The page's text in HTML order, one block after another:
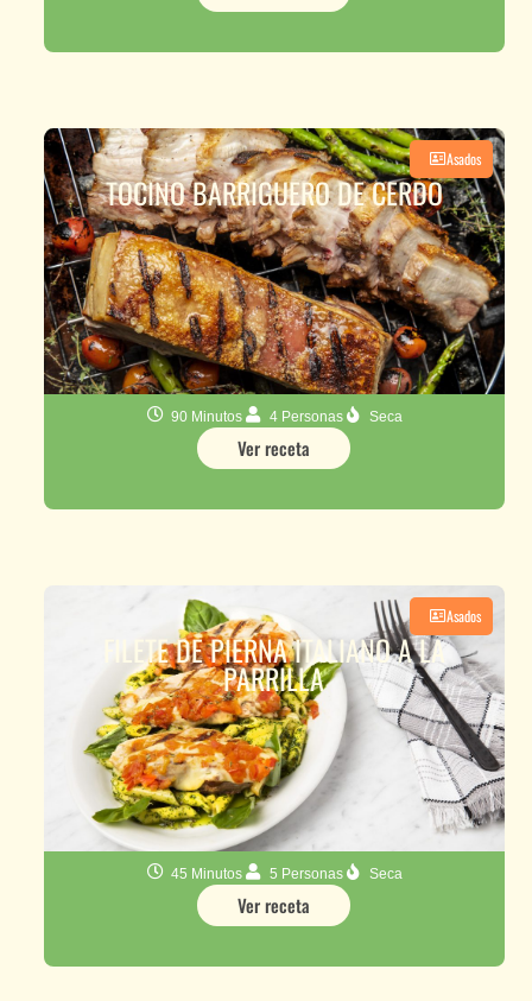
Asados
TOCINO BARRIGUERO DE CERDO
90 Minutos 4 Personas Seca
Ver receta
Asados
FILETE DE PIERNA ITALIANO A LA
PARRILLA
45 Minutos 5 Personas Seca
Ver receta